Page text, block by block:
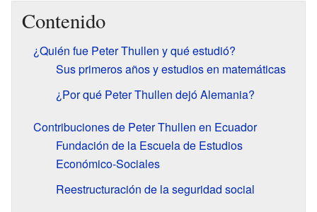
Contenido
¿Quién fue Peter Thullen y qué estudió?
Sus primeros años y estudios en matemáticas
¿Por qué Peter Thullen dejó Alemania?
Contribuciones de Peter Thullen en Ecuador
Fundación de la Escuela de Estudios
Económico-Sociales
Reestructuración de la seguridad social